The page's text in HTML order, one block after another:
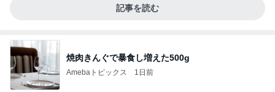
記事を読む
焼肉きんぐで暴食し増えた500g
Amebaトピックス 1日前